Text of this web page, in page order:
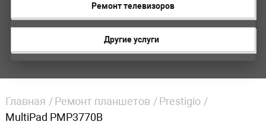
Ремонт телевизоров
Другие услуги
Главная Ремонт планшетов
Prestigio
MultiPad PMP3770B